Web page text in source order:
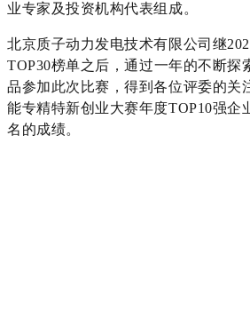
业专家及投资机构代表组成。
北京质子动力发电技术有限公司继
TOP30榜单之后，通过一年的不断探
品参加此次比赛，得到各位评委的关
能专精特新创业大赛年度TOP10强企
名的成绩。